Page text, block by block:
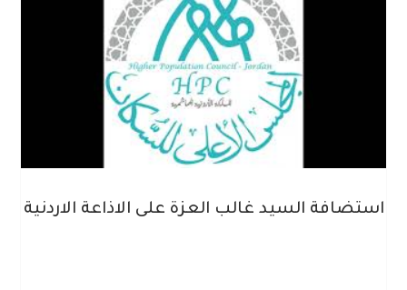
استضافة السيد غالب العزة على الاذاعة الاردنية